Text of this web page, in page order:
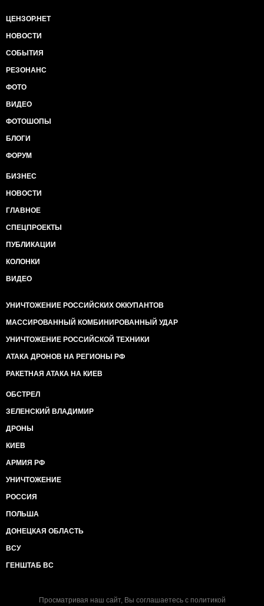
ЦЕНЗОР.НЕТ
НОВОСТИ
СОБЫТИЯ
РЕЗОНАНС
ФОТО
ВИДЕО
ФОТОШОПЫ
БЛОГИ
ФОРУМ
БИЗНЕС
НОВОСТИ
ГЛАВНОЕ
СПЕЦПРОЕКТЫ
ПУБЛИКАЦИИ
КОЛОНКИ
ВИДЕО
УНИЧТОЖЕНИЕ РОССИЙСКИХ ОККУПАНТОВ
МАССИРОВАННЫЙ КОМБИНИРОВАННЫЙ УДАР
УНИЧТОЖЕНИЕ РОССИЙСКОЙ ТЕХНИКИ
АТАКА ДРОНОВ НА РЕГИОНЫ РФ
РАКЕТНАЯ АТАКА НА КИЕВ
ОБСТРЕЛ
ЗЕЛЕНСКИЙ ВЛАДИМИР
ДРОНЫ
КИЕВ
АРМИЯ РФ
УНИЧТОЖЕНИЕ
РОССИЯ
ПОЛЬША
ДОНЕЦКАЯ ОБЛАСТЬ
ВСУ
ГЕНШТАБ ВС
Просматривая наш сайт, Вы соглашаетесь с политикой